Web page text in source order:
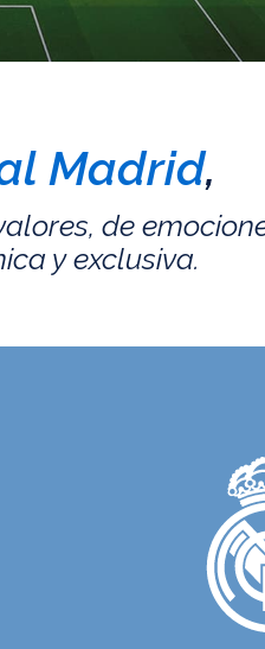
Madrid,
de
y exclusiva.